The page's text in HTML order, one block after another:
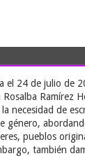
el 24 de julio de
Ramírez
necesidad de
género,
pueblos
también